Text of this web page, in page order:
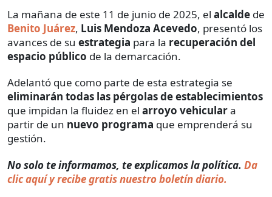
La mañana de este 11 de junio de 2025, el alcalde de
Benito Juárez, Luis Mendoza Acevedo, presentó los
avances de su estrategia para la recuperación del
espacio público de la demarcación.
Adelantó que como parte de esta estrategia se
eliminarán todas las pérgolas de establecimientos
que impidan la fluidez en el arroyo vehiculara
partir de un nuevo programa que emprenderá su
gestión.
No solo te informamos, te explicamos la política. Da
clic aquí y recibe gratis nuestro boletín diario.